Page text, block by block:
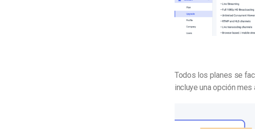
Todos los planes se
incluye una opción